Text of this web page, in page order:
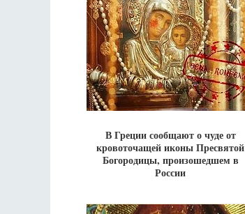
В Греции сообщают о чуде от
кровоточащей иконы Пресвятой
Богородицы, произошедшем в
России